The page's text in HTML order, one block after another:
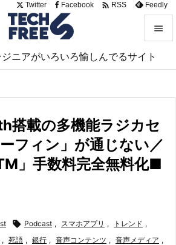
ニアがいろいろ愉しんでるサイト


サイド
前へ

次へ
Twitter Facebook  RSS Feedly
搭載の多機能ラジカセ
フィン」が通じない／
」手数料完全無料化■
 Podcast , スマホアプリ , トレンド ,
, 死語 , 銀行 , 音声コンテンツ , 音声メディア ,